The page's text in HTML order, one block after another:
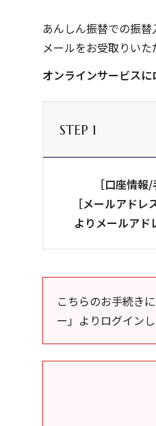
あんしん振替での振
メールをお受取りい
オンラインサービスに
STEP 1
［口座情報/
［メールアドレ
よりメールアド
こちらのお手続き
ー」よりログイン